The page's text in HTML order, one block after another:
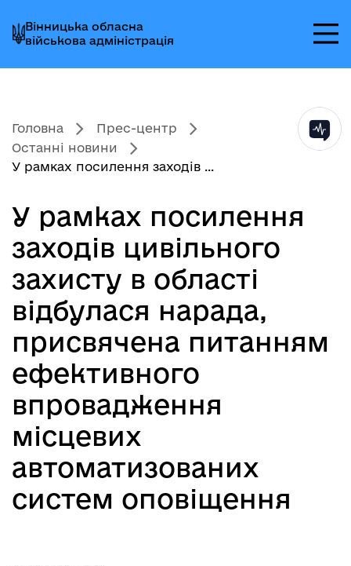
до
головного
меню
до
головного
вмісту
до
головного
колонтитула
Вінницька обласна
військова адміністрація
Головна
Прес-центр
Останні новини
У рамках посилення заходів ...
У рамках посилення
заходів цивільного
захисту в області
відбулася нарада,
присвячена питанням
ефективного
впровадження
місцевих
автоматизованих
систем оповіщення